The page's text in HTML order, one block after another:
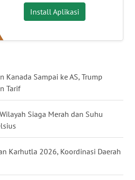
Install Aplikasi
Kanada Sampai ke AS, Trump
Tarif
Siaga Merah dan Suhu
Karhutla 2026, Koordinasi Daerah